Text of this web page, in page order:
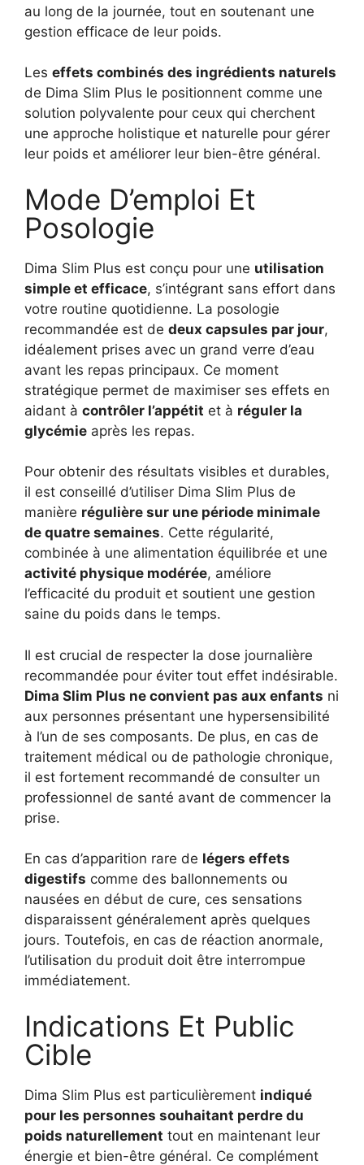
au long de la journée, tout en soutenant une
gestion efficace de leur poids.
Les effets combinés des ingrédients naturels
de Dima Slim Plus le positionnent comme une
solution polyvalente pour ceux qui cherchent
une approche holistique et naturelle pour gérer
leur poids et améliorer leur bien-être général.
Mode D’emploi Et
Posologie
Dima Slim Plus est conçu pour une utilisation
simple et efficace, s’intégrant sans effort dans
votre routine quotidienne. La posologie
recommandée est de deux capsules par jour,
idéalement prises avec un grand verre d’eau
avant les repas principaux. Ce moment
stratégique permet de maximiser ses effets en
aidant à contrôler l’appétit et à réguler la
glycémie après les repas.
Pour obtenir des résultats visibles et durables,
il est conseillé d’utiliser Dima Slim Plus de
manière régulière sur une période minimale
de quatre semaines. Cette régularité,
combinée à une alimentation équilibrée et une
activité physique modérée, améliore
l’efficacité du produit et soutient une gestion
saine du poids dans le temps.
Il est crucial de respecter la dose journalière
recommandée pour éviter tout effet indésirable.
Dima Slim Plus ne convient pas aux enfants ni
aux personnes présentant une hypersensibilité
à l’un de ses composants. De plus, en cas de
traitement médical ou de pathologie chronique,
il est fortement recommandé de consulter un
professionnel de santé avant de commencer la
prise.
En cas d’apparition rare de légers effets
digestifs comme des ballonnements ou
nausées en début de cure, ces sensations
disparaissent généralement après quelques
jours. Toutefois, en cas de réaction anormale,
l’utilisation du produit doit être interrompue
immédiatement.
Indications Et Public
Cible
Dima Slim Plus est particulièrement indiqué
pour les personnes souhaitant perdre du
poids naturellement tout en maintenant leur
énergie et bien-être général. Ce complément